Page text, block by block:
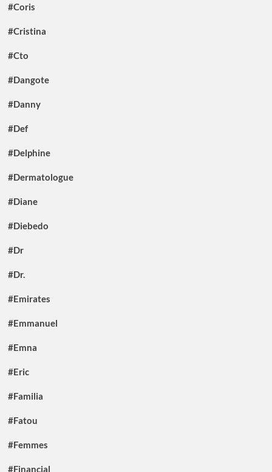
#Coris
#Cristina
#Cto
#Dangote
#Danny
#Def
#Delphine
#Dermatologue
#Diane
#Diebedo
#Dr
#Dr.
#Emirates
#Emmanuel
#Emna
#Eric
#Familia
#Fatou
#Femmes
#Financial